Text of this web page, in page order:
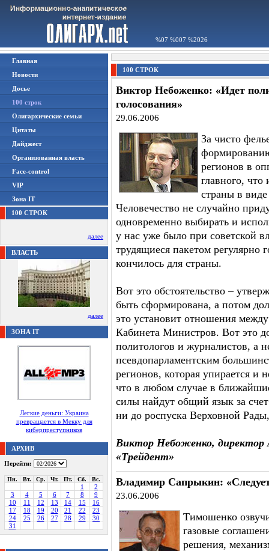
%07 %007 %2026
Главная
Новости
Досье
100 строк
Олигархические семьи
Цитаты
Дайджест
Организованная власть
Face-control
VIP
Зона IT
100 СТРОК
далее
ВЛАСТЬ
далее
ЗОНА IT
Легкие деньги: Украина
превращается в Мекку для
киберпреступников
АРХИВ
Перейти:
Пн. Вт. Ср. Чт. Пт. Сб. Вс.
1
2
3
4 5 6 7 8
9
10
11 12 13 14 15
16
17
18 19 20 21 22
23
24
25 26 27 28 29
30
31
100 СТРОК
Виктор Небоженко: «Идет
голосования»
29.06.2006
За чисто
регионов в
главного, что
страны в виде
Человечество не случайно
одновременно выбирать и
у нас уже было при советской
трудящиеся пакетом регулярно
кончилось для страны.
Вот это обстоятельство –
быть сформирована, а потом
это установит отношения
Кабинета Министров. Вот это
политологов и журналистов, а
псевдопарламентским
регионов, которая упирается
что в любом случае в
силы найдут общий язык за
ни до роспуска Верховной
Виктор Небоженко, директор
«Трейдент»
Владимир Сапрыкин:
23.06.2006
Тимошенко
газовые
решения,